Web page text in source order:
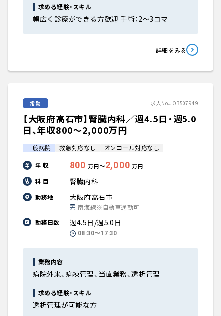
求める経験・スキル
幅広く診療ができる方歓迎 手術：2～3コマ
詳細をみる
常勤 求人No.JOB507949
【大阪府高石市】腎臓内科／週4.5日・週5.0
日、年収800〜2,000万円
一般病院 救急対応なし オンコール対応なし
年 収 800 万円〜2,000 万円
科 目 腎臓内科
勤務地 大阪府高石市
南海線※自動車通勤可
勤務日数
週4.5日/週5.0日
08:30〜17:30
業務内容
病院外来、病棟管理、当直業務、透析管理
求める経験・スキル
透析管理が可能な方